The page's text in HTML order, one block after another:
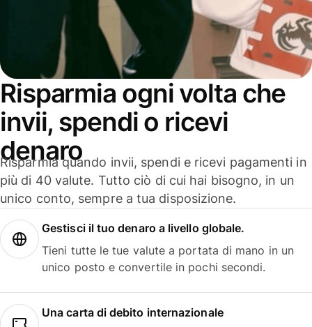
Risparmia ogni volta che
invii, spendi o ricevi
denaro
Risparmia quando invii, spendi e ricevi pagamenti in
più di 40 valute. Tutto ciò di cui hai bisogno, in un
unico conto, sempre a tua disposizione.
Gestisci il tuo denaro a livello globale.
Tieni tutte le tue valute a portata di mano in un
unico posto e convertile in pochi secondi.
Una carta di debito internazionale